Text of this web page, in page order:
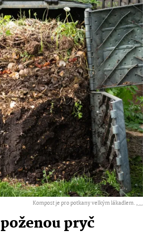
Kompost je pro potkany velkým lákadlem. ,...
pryč